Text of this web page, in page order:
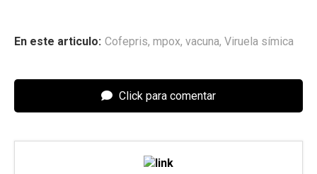
En este articulo: Cofepris, mpox, vacuna, Viruela símica
Click para comentar